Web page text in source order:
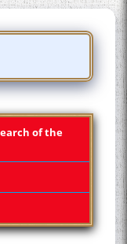
of the